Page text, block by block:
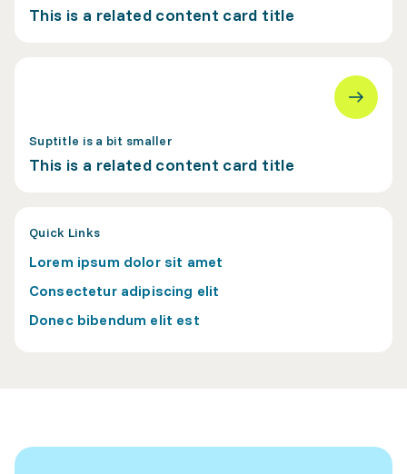
This is a related content card title
Suptitle is a bit smaller
This is a related content card title
Quick Links
Lorem ipsum dolor sit amet
Consectetur adipiscing elit
Donec bibendum elit est